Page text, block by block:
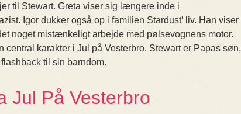
til Stewart. Greta viser sig længere inde i
Igor dukker også op i familien Stardust’ liv. Han viser
noget mistænkeligt arbejde med pølsevognens motor.
central karakter i Jul på Vesterbro. Stewart er Papas søn,
til sin barndom.
Jul På Vesterbro